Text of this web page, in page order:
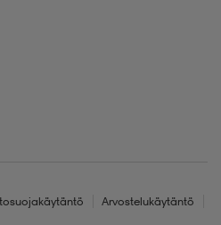
Arvostelukäytäntö